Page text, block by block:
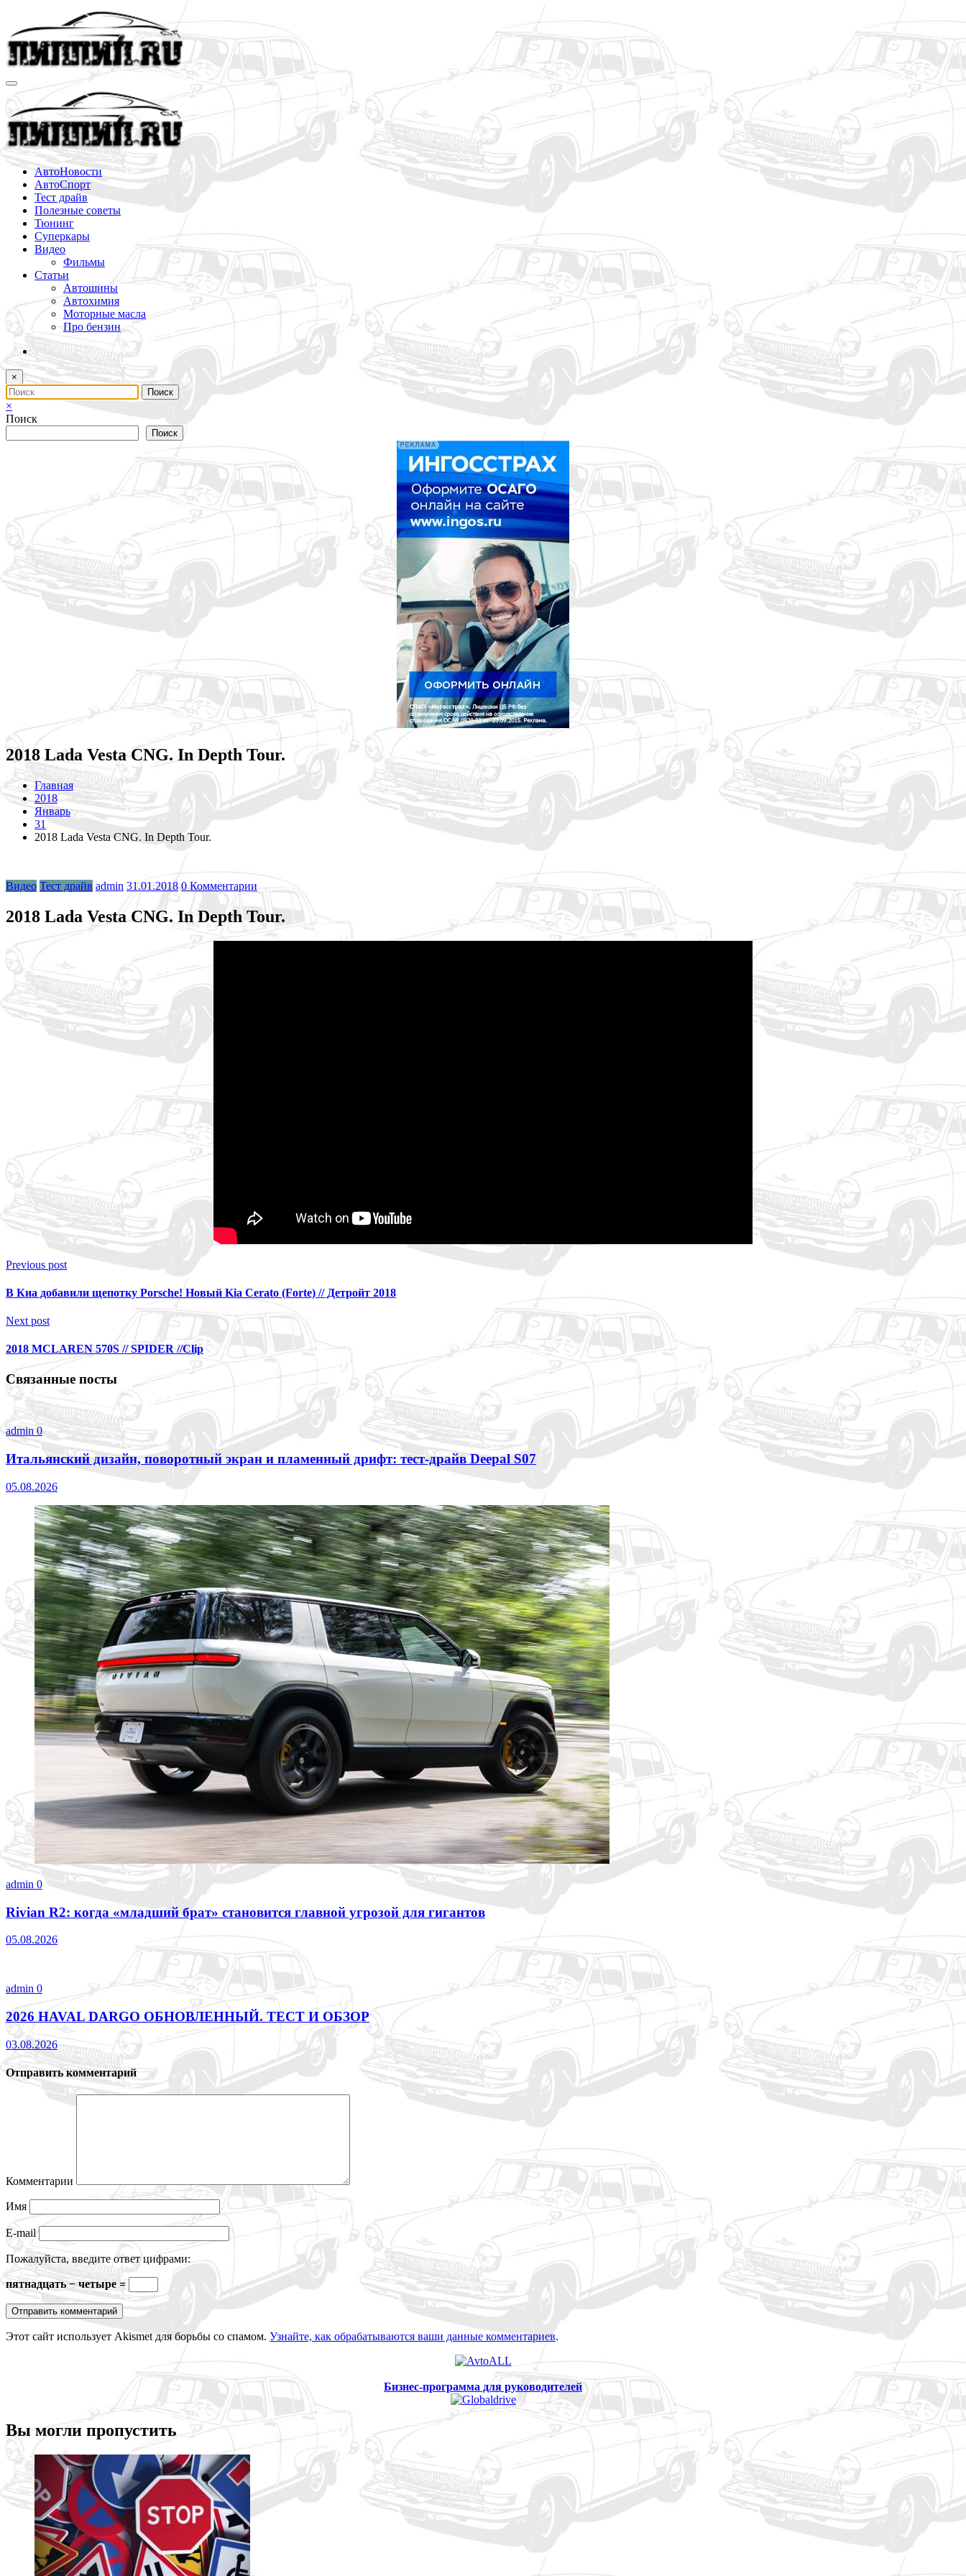
содержимому
АвтоНовости
АвтоСпорт
Тест драйв
Полезные советы
Тюнинг
Суперкары
Видео
Фильмы
Статьи
Автошины
Автохимия
Моторные масла
Про бензин
×
×
Поиск
Поиск
2018 Lada Vesta CNG. In Depth Tour.
Главная
2018
Январь
31
2018 Lada Vesta CNG. In Depth Tour.
Видео Тест драйв admin 31.01.2018 0 Комментарии
2018 Lada Vesta CNG. In Depth Tour.
Previous post
В Киа добавили щепотку Porsche! Новый Kia Cerato (Forte) // Детройт 2018
Next post
2018 MCLAREN 570S // SPIDER //Clip
Связанные посты
admin0
Итальянский дизайн, поворотный экран и пламенный дрифт: тест-драйв Deepal S07
05.08.2026
admin 0
Rivian R2: когда «младший брат» становится главной угрозой для гигантов
05.08.2026
admin 0
2026 HAVAL DARGO ОБНОВЛЕННЫЙ. ТЕСТ И ОБЗОР
03.08.2026
Отправить комментарий
Комментарии
Имя
E-mail
Пожалуйста, введите ответ цифрами:
пятнадцать − четыре =
Этот сайт использует Akismet для борьбы со спамом. Узнайте, как обрабатываются ваши данные комментариев.
Бизнес-программа для руководителей
Вы могли пропустить